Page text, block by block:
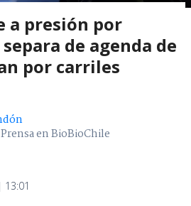
a presión por
de agenda de
por carriles
en BioBioChile